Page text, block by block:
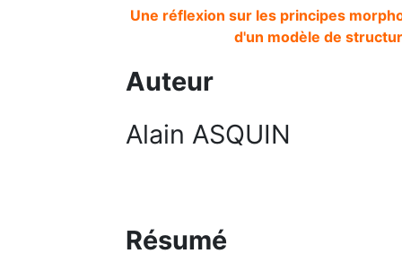
Une réflexion sur les principes
d'un modèle de
Auteur
Alain ASQUIN
Résumé